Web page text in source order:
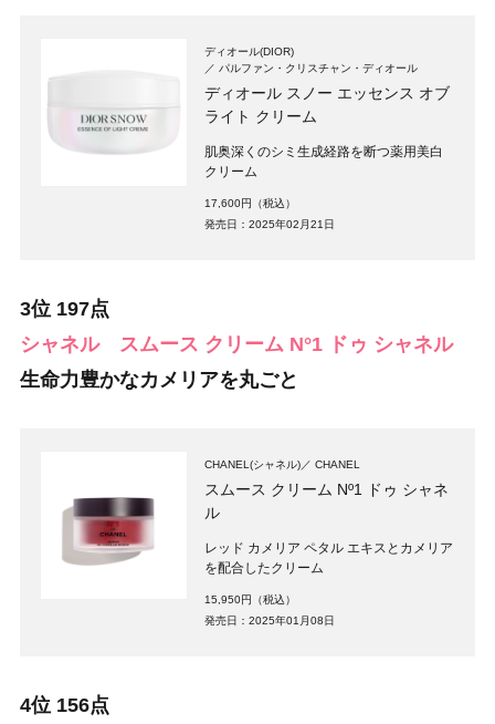
ディオール(DIOR)
パルファン・クリスチャン・ディオール
ディオール スノー エッセンス オブ
ライト クリーム
肌奥深くのシミ生成経路を断つ薬用美白
クリーム
17,600円（税込）
発売日：2025年02月21日
3位 197点
シャネル スムース クリーム N°1 ドゥ シャネル
生命力豊かなカメリアを丸ごと
CHANEL(シャネル) CHANEL
スムース クリーム Nº1 ドゥ シャネ
ル
レッド カメリア ペタル エキスとカメリア
を配合したクリーム
15,950円（税込）
発売日：2025年01月08日
4位 156点